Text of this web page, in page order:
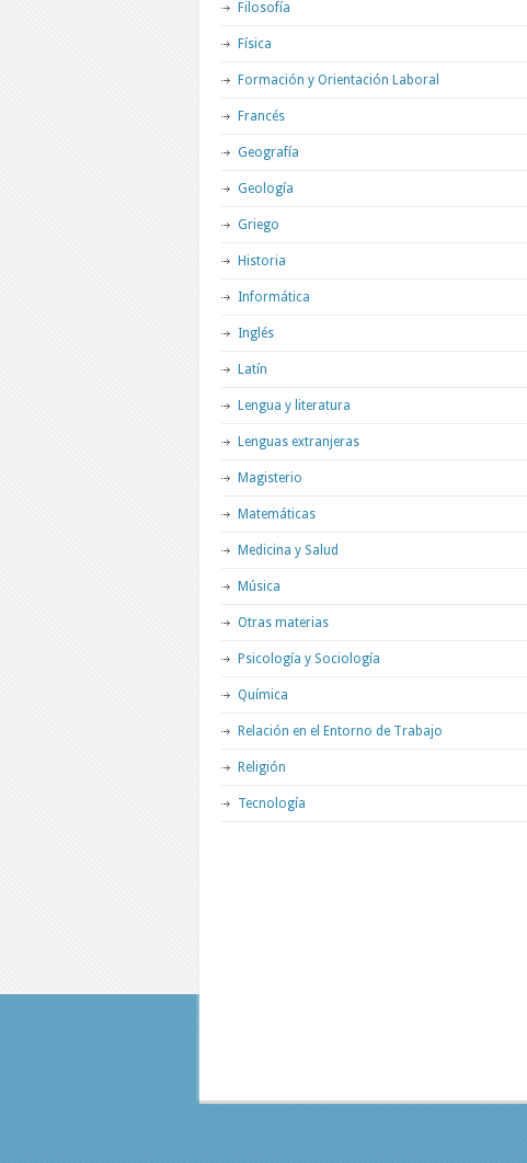
Filosofía
Física
Formación y Orientación Laboral
Francés
Geografía
Geología
Griego
Historia
Informática
Inglés
Latín
Lengua y literatura
Lenguas extranjeras
Magisterio
Matemáticas
Medicina y Salud
Música
Otras materias
Psicología y Sociología
Química
Relación en el Entorno de Trabajo
Religión
Tecnología